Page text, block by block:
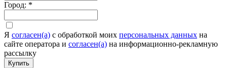
Город: *
Я согласен(а) c обработкой моих персональных данных на
сайте оператора и согласен(а) на информационно-рекламную
рассылку
Купить